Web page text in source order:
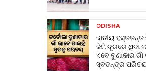
ODISHA
ଜାତୀୟ
କିମି ଦୂରରେ ଥିବା
ଏବେ ବୁଣାକାର ଗାଁ
ସ୍ବତନ୍ତ୍ର